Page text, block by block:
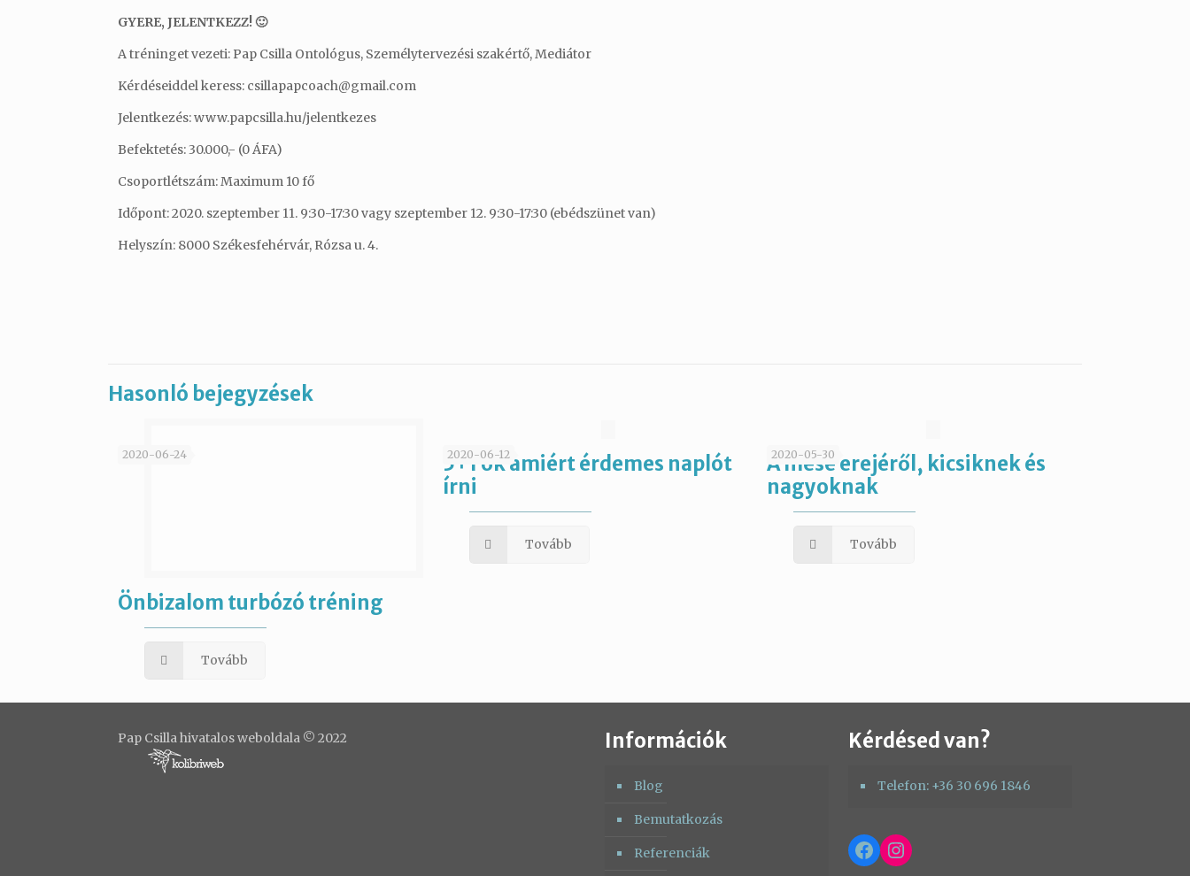
GYERE, JELENTKEZZ! 🙂
A tréninget vezeti: Pap Csilla Ontológus, Személytervezési szakértő, Mediátor
Kérdéseiddel keress: csillapapcoach@gmail.com
Jelentkezés: www.papcsilla.hu/jelentkezes
Befektetés: 30.000,- (0 ÁFA)
Csoportlétszám: Maximum 10 fő
Időpont: 2020. szeptember 11. 9:30-17:30 vagy szeptember 12. 9:30-17:30 (ebédszünet van)
Helyszín: 8000 Székesfehérvár, Rózsa u. 4.
Hasonló bejegyzések
2020-06-24
Önbizalom turbózó tréning
Tovább
2020-06-12
5+1 ok amiért érdemes naplót
írni
Tovább
2020-05-30
A mese erejéről, kicsiknek és
nagyoknak
Tovább
Pap Csilla hivatalos weboldala © 2022 Információk
Blog
Bemutatkozás
Referenciák
Kérdésed van?
Telefon: +36 30 696 1846
Facebook
Instagram